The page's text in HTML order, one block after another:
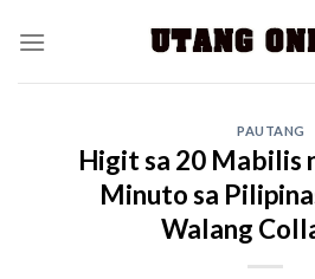
PAUTANG
Higit sa 20 Mabilis
Minuto sa
Walang